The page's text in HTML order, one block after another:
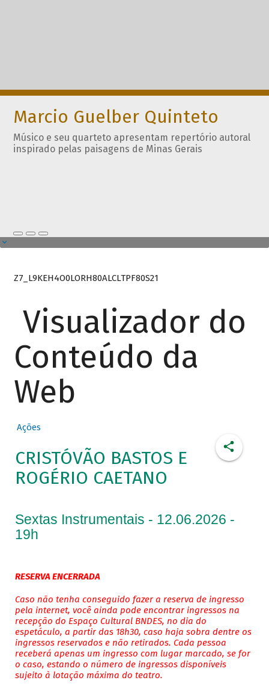
Marcio Guelber Quinteto
Músico e seu quarteto apresentam repertório autoral
inspirado pelas paisagens de Minas Gerais
Z7_L9KEH4O0LORH80ALCLTPF80S21
Visualizador do
Conteúdo da
Web
Ações
CRISTÓVÃO BASTOS E
ROGÉRIO CAETANO
Sextas Instrumentais - 12.06.2026 -
19h
RESERVA ENCERRADA
Caso não tenha conseguido fazer a reserva de ingresso
pela internet, você ainda pode encontrar ingressos na
recepção do Espaço Cultural BNDES, no dia do
espetáculo, a partir das 18h30, caso haja sobra dentre os
ingressos reservados e não retirados. Cada pessoa
receberá apenas um ingresso com lugar marcado, se for
o caso, estando o número de ingressos disponíveis
sujeito à lotação máxima do teatro.